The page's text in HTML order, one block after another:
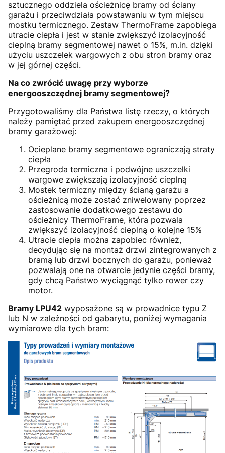
sztucznego oddziela ościeżnicę bramy od ściany
garażu i przeciwdziała powstawaniu w tym miejscu
mostku termicznego. Zestaw ThermoFrame zapobiega
utracie ciepła i jest w stanie zwiększyć izolacyjność
cieplną bramy segmentowej nawet o 15%, m.in. dzięki
użyciu uszczelek wargowych z obu stron bramy oraz
w jej górnej części.
Na co zwrócić uwagę przy wyborze
energooszczędnej bramy segmentowej?
Przygotowaliśmy dla Państwa listę rzeczy, o których
należy pamiętać przed zakupem energooszczędnej
bramy garażowej:
Ocieplane bramy segmentowe ograniczają straty
ciepła
Przegroda termiczna i podwójne uszczelki
wargowe zwiększają izolacyjność cieplną
Mostek termiczny między ścianą garażu a
ościeżnicą może zostać zniwelowany poprzez
zastosowanie dodatkowego zestawu do
ościeżnicy ThermoFrame, która pozwala
zwiększyć izolacyjność cieplną o kolejne 15%
Utracie ciepła można zapobiec również,
decydując się na montaż drzwi zintegrowanych z
bramą lub drzwi bocznych do garażu, ponieważ
pozwalają one na otwarcie jedynie części bramy,
gdy chcą Państwo wyciągnąć tylko rower czy
motor.
Bramy LPU42 wyposażone są w prowadnice typu Z
lub N w zależności od gabarytu, poniżej wymagania
wymiarowe dla tych bram: